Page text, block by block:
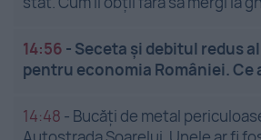
14:56 - Seceta și debitul redus
pentru economia României. Ce
14:48 - Bucăți de metal